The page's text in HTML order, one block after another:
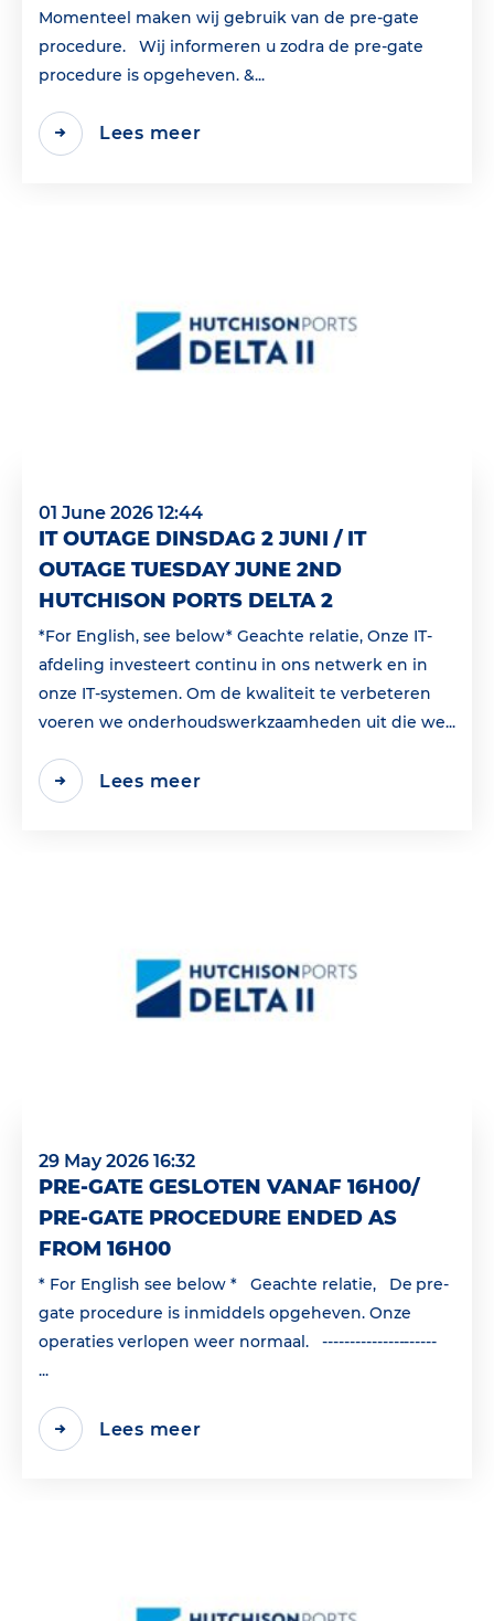
Momenteel maken wij gebruik van de pre-gate
procedure. Wij informeren u zodra de pre-gate
procedure is opgeheven. &...
Lees meer
01 June 2026 12:44
IT OUTAGE DINSDAG 2 JUNI / IT
OUTAGE TUESDAY JUNE 2ND
HUTCHISON PORTS DELTA 2
*For English, see below* Geachte relatie, Onze IT-
afdeling investeert continu in ons netwerk en in
onze IT-systemen. Om de kwaliteit te verbeteren
voeren we onderhoudswerkzaamheden uit die we...
Lees meer
29 May 2026 16:32
PRE-GATE GESLOTEN VANAF 16H00/
PRE-GATE PROCEDURE ENDED AS
FROM 16H00
* For English see below * Geachte relatie, De pre-
gate procedure is inmiddels opgeheven. Onze
operaties verlopen weer normaal. ---------------------
...
Lees meer